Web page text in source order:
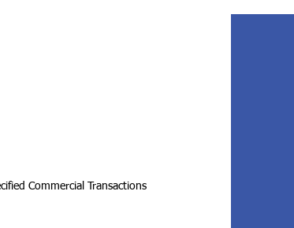
Commercial Transactions